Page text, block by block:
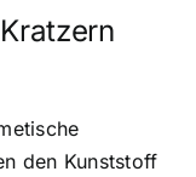
den Kunststoff